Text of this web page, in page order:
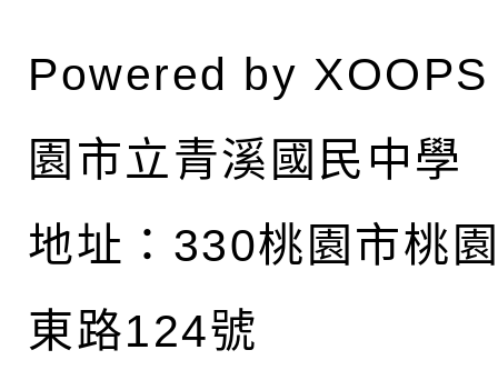
Powered by XOOPS
園市立青溪國民中學
地址： 330桃園市桃
東路124號